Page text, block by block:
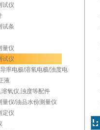
试仪
试条
量仪
试仪
率电极/溶氧电极/浊度电
极
液
氧仪,浊度等配件
量仪/油品水份测量仪
定仪